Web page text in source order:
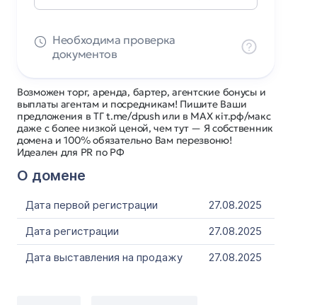
Возможен торг, аренда, бартер, агентские бонусы и
выплаты агентам и посредникам! Пишите Ваши
предложения в ТГ t.me/dpush или в MAX кіт.рф/макс
даже с более низкой ценой, чем тут — Я собственник
домена и 100% обязательно Вам перезвоню!
Идеален для PR по РФ
О домене
Дата первой регистрации
27.08.2025
Дата регистрации
27.08.2025
Дата выставления на продажу
27.08.2025
Необходима проверка
документов